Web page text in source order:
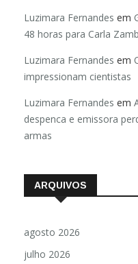
Luzimara Fernandes em
48 horas para Carla
Luzimara Fernandes em
impressionam cientistas
Luzimara Fernandes em
despenca e emissora
armas
ARQUIVOS
agosto 2026
julho 2026